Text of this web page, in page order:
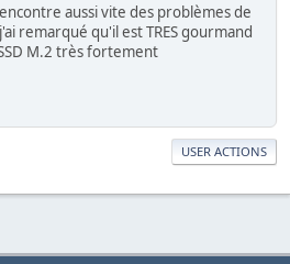
aussi vite des problèmes de
remarqué qu'il est TRES gourmand
M.2 très fortement
USER ACTIONS